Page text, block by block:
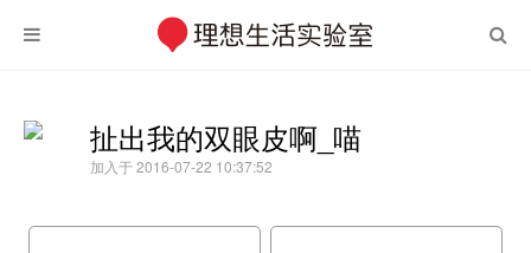
扯出我的双眼皮啊_喵
加入于 2016-07-22 10:37:52